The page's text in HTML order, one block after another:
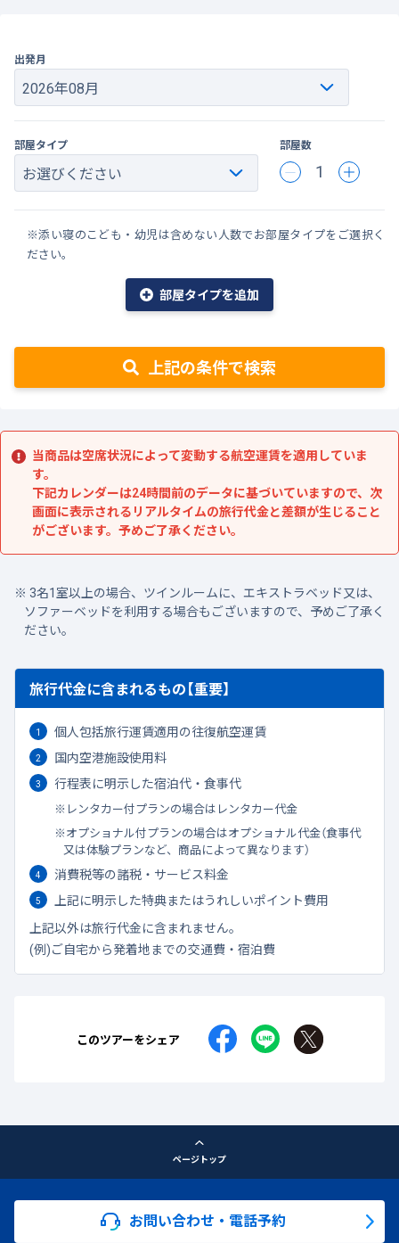
出発月
部屋タイプ 部屋数
1
※添い寝のこども・幼児は含めない人数でお部屋タイプをご選択く
ださい。
部屋タイプを追加
上記の条件で検索
当商品は空席状況によって変動する航空運賃を適用していま
す。
下記カレンダーは24時間前のデータに基づいていますので、次
画面に表示されるリアルタイムの旅行代金と差額が生じること
がございます。予めご了承ください。
3名1室以上の場合、ツインルームに、エキストラベッド又は、
ソファーベッドを利用する場合もございますので、予めご了承く
ださい。
旅行代金に含まれるもの【重要】
個人包括旅行運賃適用の往復航空運賃
国内空港施設使用料
行程表に明示した宿泊代・食事代
レンタカー付プランの場合はレンタカー代金
オプショナル付プランの場合はオプショナル代金（食事代
又は体験プランなど、商品によって異なります）
消費税等の諸税・サービス料金
上記に明示した特典またはうれしいポイント費用
上記以外は旅行代金に含まれません。
(例)ご自宅から発着地までの交通費・宿泊費
このツアーをシェア
ページトップ
お問い合わせ・電話予約